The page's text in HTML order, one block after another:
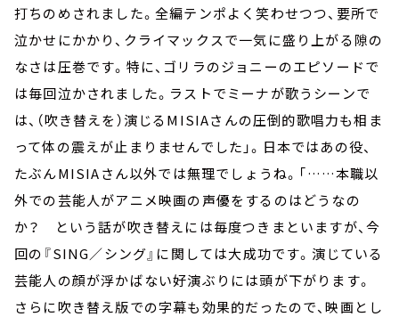
打ちのめされました。全編テンポよく笑わせつつ、要所で
泣かせにかかり、クライマックスで一気に盛り上がる隙の
なさは圧巻です。特に、ゴリラのジョニーのエピソードで
は毎回泣かされました。ラストでミーナが歌うシーンで
は、（吹き替えを）演じるMISIAさんの圧倒的歌唱力も相ま
って体の震えが止まりませんでした」。日本ではあの役、
たぶんMISIAさん以外では無理でしょうね。「……本職以
外での芸能人がアニメ映画の声優をするのはどうなの
か？ という話が吹き替えには毎度つきまといますが、今
回の『SING／シング』に関しては大成功です。演じている
芸能人の顔が浮かばない好演ぶりには頭が下がります。
さらに吹き替え版での字幕も効果的だったので、映画とし